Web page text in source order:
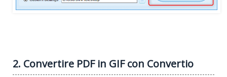
2. Convertire PDF in GIF con Convertio